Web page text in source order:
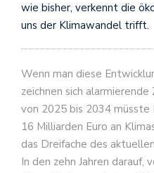
wie bisher, verkennt die
uns der Klimawandel trifft.
Wenn man diese
zeichnen sich
von 2025 bis 2034 müsste
16 Milliarden Euro an
das Dreifache des
In den zehn Jahren darauf,